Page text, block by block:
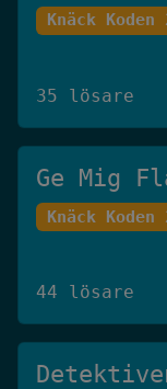
Knäck Koden
35 lösare
Ge Mig
Knäck Koden
44 lösare